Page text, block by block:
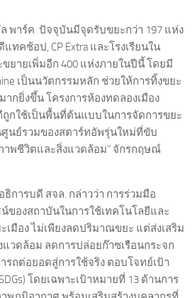
พาร์ค ปัจจุบันมีจุดรับขยะกว่า 197 แห่ง
ทคช้อป, CP Extra และโรงเรียนใน
ขยายเพิ่มอีก 400 แห่งภายในปีนี้ โดยมี
เป็นนวัตกรรมหลัก ช่วยให้การทิ้งขยะ
กยิ่งขึ้น โครงการห้องทดลองเมือง
กใช้เป็นพื้นที่ต้นแบบในการจัดการขยะ
ศูนย์รวมของสตาร์ทอัพรุ่นใหม่ที่ขับ
พชีวิตและสิ่งแวดล้อม” จักรกฤษณ์
ธิการบดี สจล. กล่าวว่า การร่วมมือ
ของสถาบันในการใช้เทคโนโลยีและ
มือง ไม่เพียงลดปริมาณขยะ แต่ส่งเสริม
วดล้อม ลดการปล่อยก๊าซเรือนกระจก
ถต่อยอดสู่การใช้จริง ตอบโจทย์เป้า
โดยเฉพาะเป้าหมายที่ 13 ด้านการ